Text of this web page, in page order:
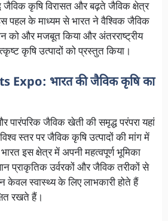
कृषि विरासत और बढ़ते जैविक क्षेत्र
पहल के माध्यम से भारत ने वैश्विक जैविक
को और मजबूत किया और अंतरराष्ट्रीय
कृषि उत्पादों को प्रस्तुत किया।
भारत की जैविक कृषि का
पारंपरिक जैविक खेती की समृद्ध परंपरा यहां
स्तर पर जैविक कृषि उत्पादों की मांग में
इस क्षेत्र में अपनी महत्वपूर्ण भूमिका
प्राकृतिक उर्वरकों और जैविक तरीकों से
केवल स्वास्थ्य के लिए लाभकारी होते हैं
रखते हैं।